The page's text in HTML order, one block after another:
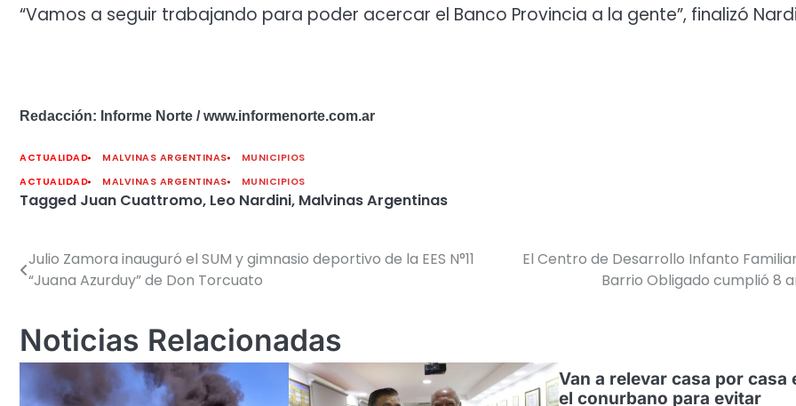
“Vamos a seguir trabajando para poder acercar el Banco Provincia a la gente”, finalizó
Redacción: Informe Norte / www.informenorte.com.ar
ACTUALIDAD MALVINAS ARGENTINAS
MUNICIPIOS
ACTUALIDAD
MALVINAS ARGENTINAS MUNICIPIOS
Tagged Juan Cuattromo, Leo Nardini, Malvinas Argentinas
Navegación
entradas
Julio Zamora inauguró el SUM y gimnasio deportivo de la EES N°11
“Juana Azurduy” de Don Torcuato
El Centro de Desarrollo Infanto
Barrio Obligado cumplió 8
Noticias Relacionadas
Van a relevar casa por casa
el conurbano para evitar